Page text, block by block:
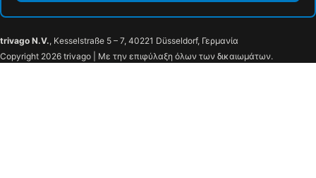
trivago N.V., Kesselstraße 5 – 7, 40221 Düsseldorf, Γερμανία
Copyright 2026 trivago | Με την επιφύλαξη όλων των δικαιωμάτων.